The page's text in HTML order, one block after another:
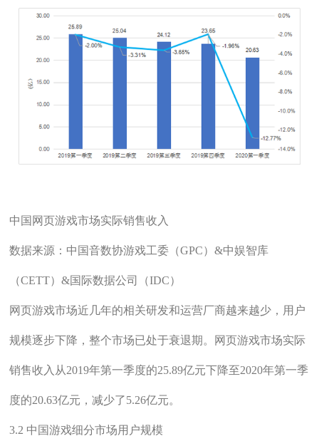
中国网页游戏市场实际销售收入
数据来源：中国音数协游戏工委（GPC）&中娱智库
（CETT）&国际数据公司（IDC）
网页游戏市场近几年的相关研发和运营厂商越来越少，用户
规模逐步下降，整个市场已处于衰退期。网页游戏市场实际
销售收入从2019年第一季度的25.89亿元下降至2020年第一季
度的20.63亿元，减少了5.26亿元。
3.2 中国游戏细分市场用户规模